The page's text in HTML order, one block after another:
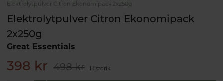
Elektrolytpulver Citron Ekonomipack 2x250g
Elektrolytpulver Citron Ekonomipack
2x250g
Great Essentials
398 kr 498 kr Historik